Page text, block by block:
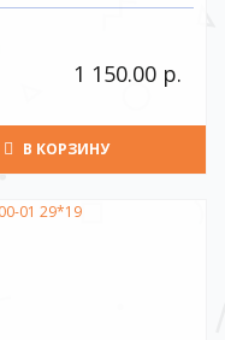
1 150.00 р.
В КОРЗИНУ